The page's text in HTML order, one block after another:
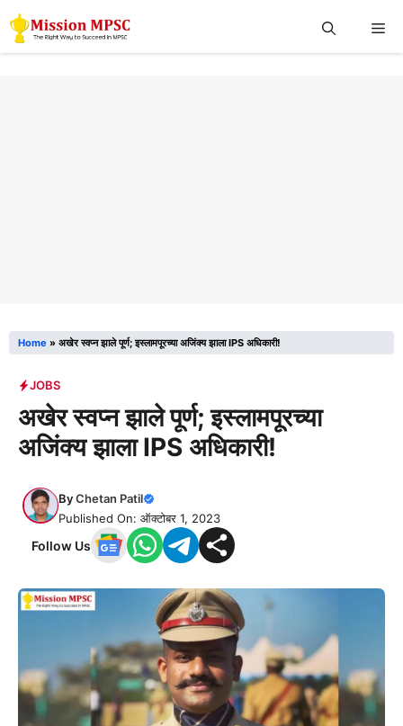
Skip
to
Home » अखेर स्वप्न झाले पूर्ण; इस्लामपूरच्या अजिंक्य झाला IPS अधिकारी!
JOBS
अखेर स्वप्न झाले पूर्ण; इस्लामपूरच्या
अजिंक्य झाला IPS अधिकारी!
ByChetan Patil
Published On: ऑक्टोबर 1, 2023
Follow Us